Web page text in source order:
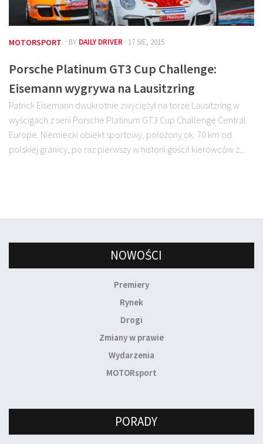
MOTORSPORT · BY DAILY DRIVER · 17 SIE, 2015
Porsche Platinum GT3 Cup Challenge:
Eisemann wygrywa na Lausitzring
Patrick Eisemann dwukrotnie zwyciężył na torze Lausitzring w
wyścigach z serii Porsche Platinum GT3 Cup Challenge Central
Europe. Niemiecki obiekt sportowy, położony ok. 70 km od
polskiej granicy, po raz pierwszy w historii gościł kierowców z...
NOWOŚCI
Premiery
Rynek
Drogi
Zmiany w prawie
Wydarzenia
MOTORsport
PORADY